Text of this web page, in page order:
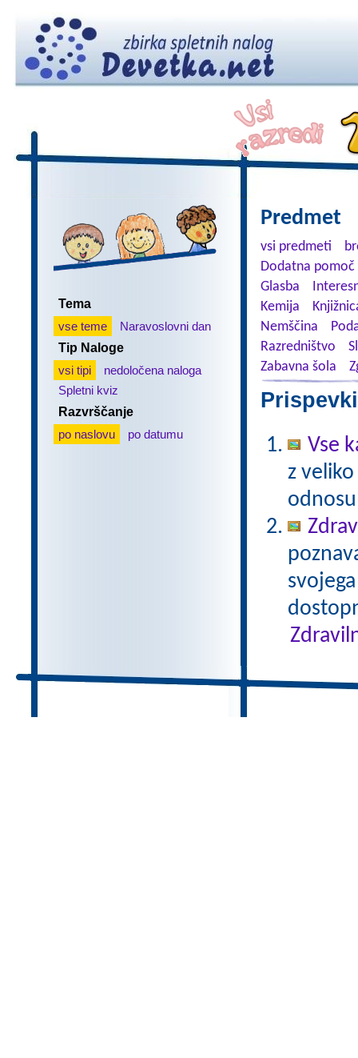
Tema
vse teme
Naravoslovni dan
Tip Naloge
vsi tipi
nedoločena naloga
Spletni kviz
Razvrščanje
po naslovu
po datumu
Predmet
vsi predmeti
Dodatna
Glasba
Kemija
Nemščina
Razredništvo
Zabavna šola
Vse
z